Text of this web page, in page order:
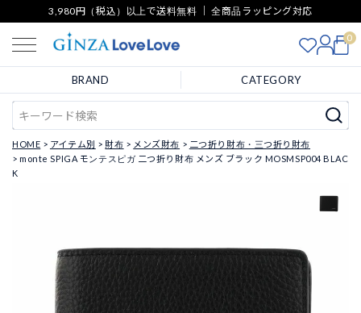
3,980円（税込）以上で送料無料 ｜ 全商品ラッピング対応
0
BRAND CATEGORY
HOME アイテム別 財布 メンズ財布
二つ折り財布・三つ折り財布
monte SPIGA モンテスピガ 二つ折り財布 メンズ ブラック MOSMSP004 BLAC
K